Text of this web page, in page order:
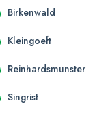
Birkenwald
Kleingoeft
Reinhardsmunster
Singrist